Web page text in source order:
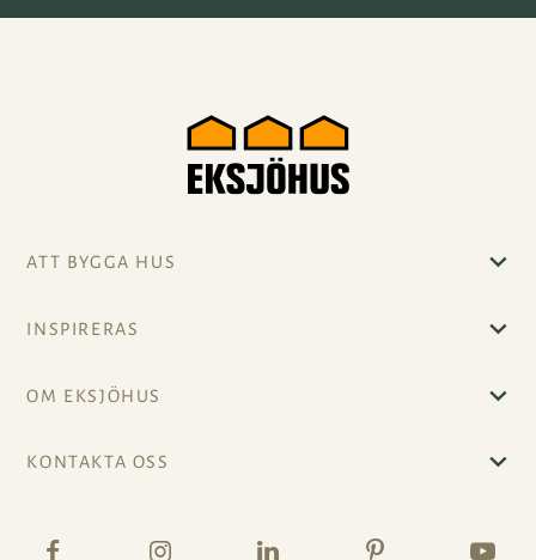
ATT BYGGA HUS
INSPIRERAS
OM EKSJÖHUS
KONTAKTA OSS